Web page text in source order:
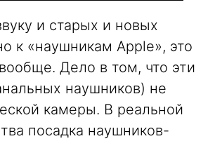
и старых и новых
к «наушникам Apple», это
Дело в том, что эти
наушников) не
камеры. В реальной
посадка наушников-